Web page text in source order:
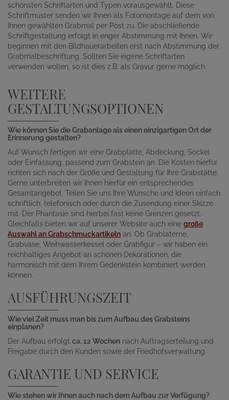
schönsten Schriftarten und Typen vorausgewählt. Diese
Schriftmuster senden wir Ihnen als Fotomontage auf dem von
Ihnen gewählten Grabmal per Post zu. Die abschließende
Schriftgestaltung erfolgt in enger Abstimmung mit Ihnen. Wir
beginnen mit den Bildhauerarbeiten erst nach Abstimmung der
Grabmalbeschriftung. Sollten Sie eigene Schriftarten
verwenden wollen, so ist dies z.B. als Gravur gerne möglich.
WEITERE
GESTALTUNGSOPTIONEN
Wie können Sie die Grabanlage als einen einzigartigen Ort der
Erinnerung gestalten?
Auf Wunsch fertigen wir eine Grabplatte, Abdeckung, Sockel
oder Einfassung, passend zum Grabstein an. Die Kosten hierfür
richten sich nach der Größe und Gestaltung für Ihre Grabstätte.
Gerne unterbreiten wir Ihnen hierfür ein entsprechendes
Gesamtangebot. Teilen Sie uns Ihre Wünsche und Ideen einfach
schriftlich, telefonisch oder durch die Zusendung einer Skizze
mit. Der Phantasie sind hierbei fast keine Grenzen gesetzt.
Gleichfalls bieten wir auf unserer Website auch eine große
Auswahl an Grabschmuckartikeln an. Ob Grablaterne,
Grabvase, Weihwasserkessel oder Grabfigur – wir haben ein
reichhaltiges Angebot an schönen Dekorationen, die
harmonisch mit dem Ihrem Gedenkstein kombiniert werden
können.
AUSFÜHRUNGSZEIT
Wie viel Zeit muss man bis zum Aufbau des Grabsteins
einplanen?
Der Aufbau erfolgt ca. 12 Wochen nach Auftragserteilung und
Freigabe durch den Kunden sowie der Friedhofsverwaltung.
GARANTIE UND SERVICE
Wie stehen wir Ihnen auch nach dem Aufbau zur Verfügung?